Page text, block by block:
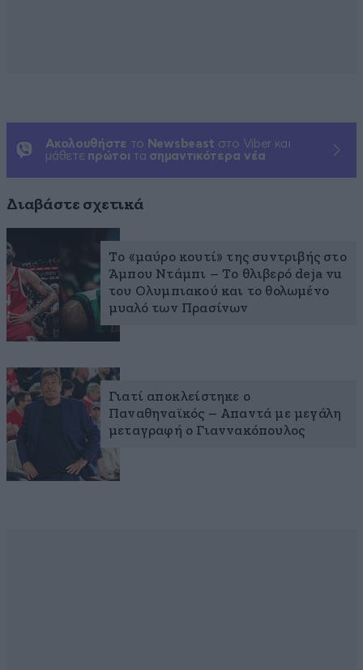
Ακολουθήστε το Newsbeast στο Viber και
μάθετε πρώτοι τα σημαντικότερα νέα
Διαβάστε σχετικά
Το «μαύρο κουτί» της συντριβής στο
Άμπου Ντάμπι – Το θλιβερό deja vu
του Ολυμπιακού και το θολωμένο
μυαλό των Πρασίνων
Γιατί αποκλείστηκε ο
Παναθηναϊκός – Απαντά με μεγάλη
μεταγραφή ο Γιαννακόπουλος